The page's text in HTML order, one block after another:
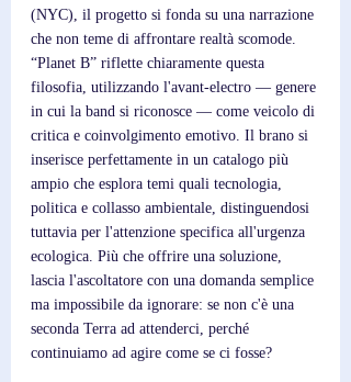
(NYC), il progetto si fonda su una narrazione
che non teme di affrontare realtà scomode.
“Planet B” riflette chiaramente questa
filosofia, utilizzando l'avant-electro — genere
in cui la band si riconosce — come veicolo di
critica e coinvolgimento emotivo. Il brano si
inserisce perfettamente in un catalogo più
ampio che esplora temi quali tecnologia,
politica e collasso ambientale, distinguendosi
tuttavia per l'attenzione specifica all'urgenza
ecologica. Più che offrire una soluzione,
lascia l'ascoltatore con una domanda semplice
ma impossibile da ignorare: se non c'è una
seconda Terra ad attenderci, perché
continuiamo ad agire come se ci fosse?